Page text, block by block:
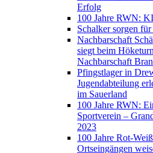
Erfolg
100 Jahre RWN:
Schalker sorgen
Nachbarschaft
siegt beim
Nachbarschaft
Pfingstlager in
Jugendabteilung
im Sauerland
100 Jahre RWN:
Sportverein –
2023
100 Jahre Rot-
Ortseingängen